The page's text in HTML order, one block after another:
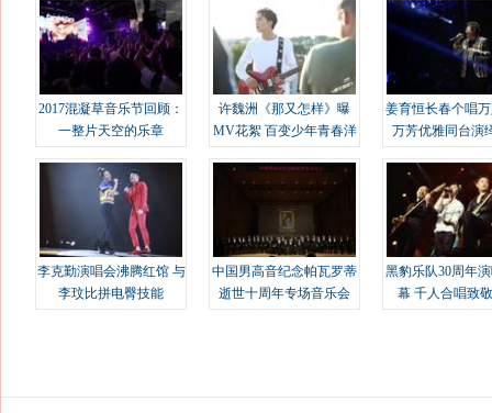
2017混凝草音乐节回顾：
一整片天空的乐章
许魏洲《那又怎样》曝
MV花絮 百变少年青春洋
姜育恒长春个唱
万芳优雅同台演
李克勤演唱会沸腾红馆 与
李玟比拼电臀技能
中国男高音纪念帕瓦罗蒂
逝世十周年专场音乐会
黑豹乐队30周年
幕 千人合唱致